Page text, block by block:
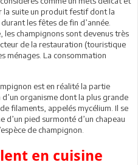
la suite un produit festif dont la
les fêtes de fin d’année.
les champignons sont devenus très
de la restauration (touristique
ménages. La consommation
est en réalité la partie
organisme dont la plus grande
filaments, appelés mycélium. Il se
pied surmonté d’un chapeau
de champignon.
en cuisine